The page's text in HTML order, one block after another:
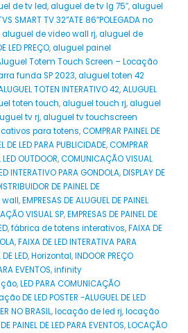
de tv led,aluguel de tv lg 75″,aluguel
SMART TV 32”ATE 86”POLEGADA no
aluguel de video wall rj,aluguel de
LED PREÇO,aluguel painel
Totem Touch Screen – Locação
funda SP 2023,aluguel toten 42
TOTEN INTERATIVO 42,ALUGUEL
toten touch,aluguel touch rj,aluguel
tv rj,aluguel tv touchscreen
para totens,COMPRAR PAINEL DE
DE LED PARA PUBLICIDADE,COMPRAR
OUTDOOR,COMUNICAÇÃO VISUAL
INTERATIVO PARA GONDOLA,DISPLAY DE
DE PAINEL DE
wall,EMPRESAS DE ALUGUEL DE PAINEL
VISUAL SP,EMPRESAS DE PAINEL DE
,fábrica de totens interativos,FAIXA DE
,FAIXA DE LED INTERATIVA PARA
LED,Horizontal,INDOOR PREÇO
EVENTOS,infinity
,LED PARA COMUNICAÇÃO
DE LED POSTER -ALUGUEL DE LED
NO BRASIL,locação de led rj,locação
PAINEL DE LED PARA EVENTOS,LOCAÇÃO